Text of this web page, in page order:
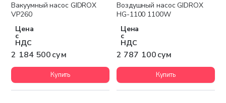
Вакуумный насос GIDROX
VP260
Цена
с
НДС
2 184 500 сум
Купить
Воздушный насос GIDROX
HG-1100 1100W
Цена
с
НДС
2 787 100 сум
Купить